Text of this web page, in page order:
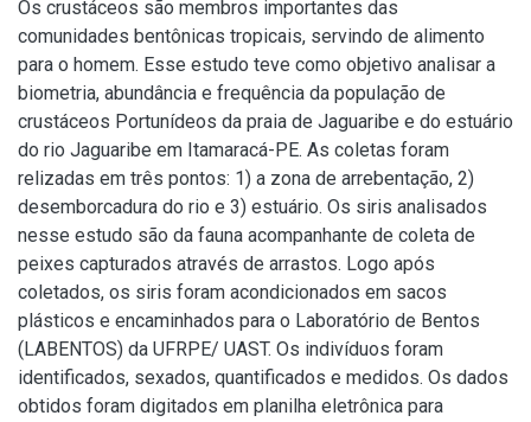
Os crustáceos são membros importantes das
comunidades bentônicas tropicais, servindo de alimento
para o homem. Esse estudo teve como objetivo analisar a
biometria, abundância e frequência da população de
crustáceos Portunídeos da praia de Jaguaribe e do estuário
do rio Jaguaribe em Itamaracá-PE. As coletas foram
relizadas em três pontos: 1) a zona de arrebentação, 2)
desemborcadura do rio e 3) estuário. Os siris analisados
nesse estudo são da fauna acompanhante de coleta de
peixes capturados através de arrastos. Logo após
coletados, os siris foram acondicionados em sacos
plásticos e encaminhados para o Laboratório de Bentos
(LABENTOS) da UFRPE/ UAST. Os indivíduos foram
identificados, sexados, quantificados e medidos. Os dados
obtidos foram digitados em planilha eletrônica para